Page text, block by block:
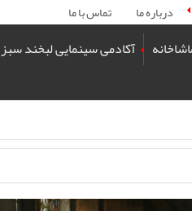
درباره ما تماس با ما
آکادمی سینمایی لبخند سبز